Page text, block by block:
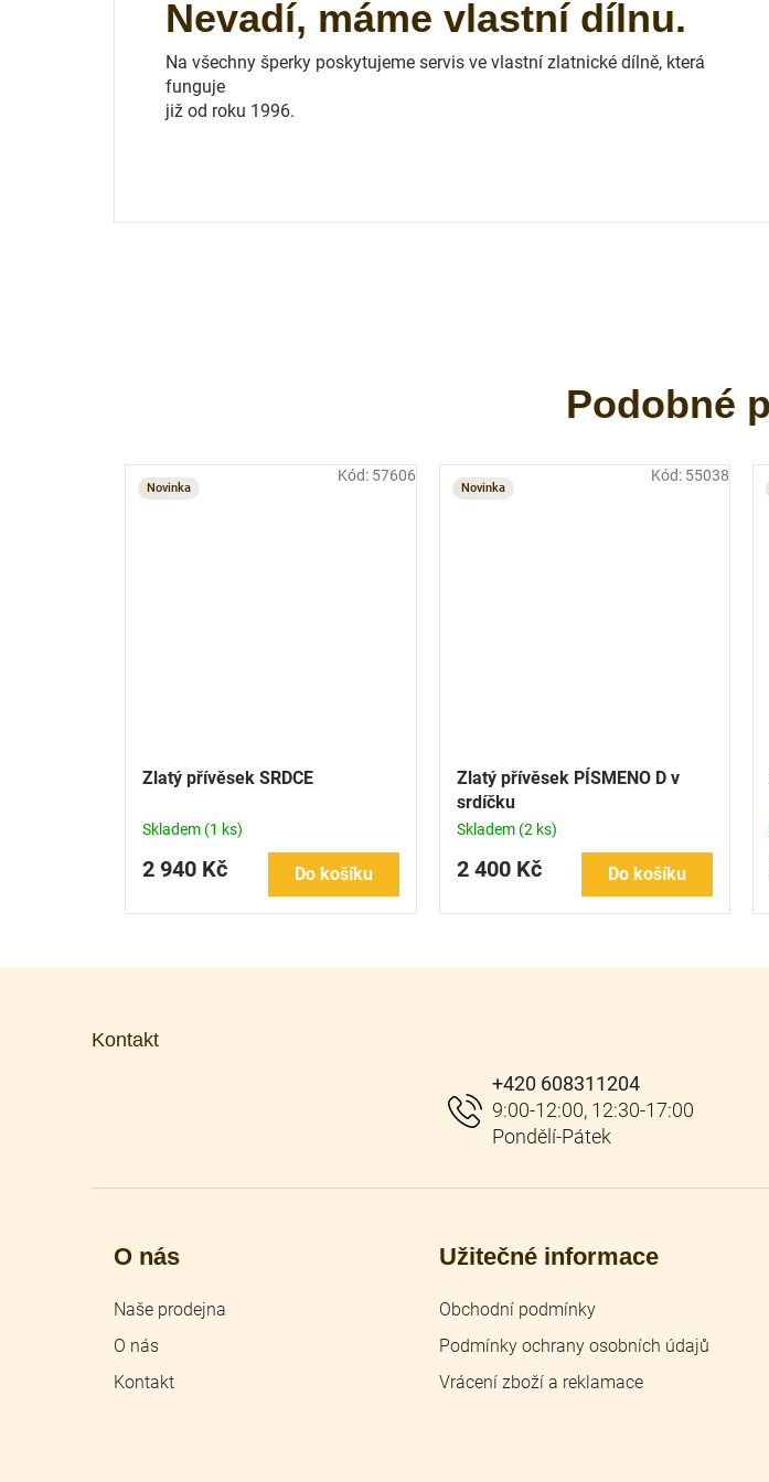
Novinka
Zlatý přívěsek SRDCE
Skladem (1 ks)
2 940 Kč Do košíku
Kód: 57606
Novinka
Zlatý přívěsek PÍSMENO D v
srdíčku
Skladem (2 ks)
2 400 Kč Do košíku
Kód: 55038
Nevadí, máme vlastní dílnu.
Na všechny šperky poskytujeme servis ve vlastní zlatnické dílně, která
funguje
již od roku 1996.
Kontakt
+420 608311204
O nás
Naše prodejna
O nás
Kontakt
Užitečné informace
Obchodní podmínky
Podmínky ochrany osobních údajů
Vrácení zboží a reklamace